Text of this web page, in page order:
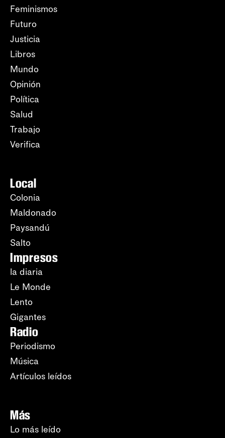
Feminismos
Futuro
Justicia
Libros
Mundo
Opinión
Política
Salud
Trabajo
Verifica
Local
Colonia
Maldonado
Paysandú
Salto
Impresos
la diaria
Le Monde
Lento
Gigantes
Radio
Periodismo
Música
Artículos leídos
Más
Lo más leído